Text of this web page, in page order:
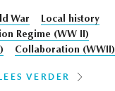
War
Local history
Regime (WW II)
Collaboration (WWII)
LEES VERDER